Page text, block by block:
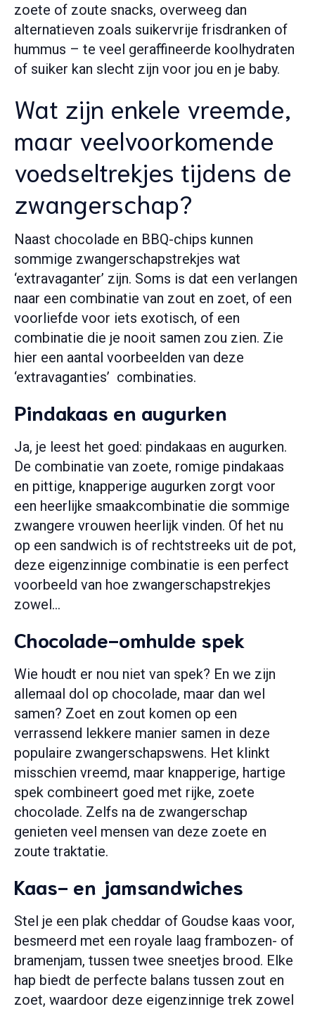
zoete of zoute snacks, overweeg dan
alternatieven zoals suikervrije frisdranken of
hummus – te veel geraffineerde koolhydraten
of suiker kan slecht zijn voor jou en je baby.
Wat zijn enkele vreemde,
maar veelvoorkomende
voedseltrekjes tijdens de
zwangerschap?
Naast chocolade en BBQ-chips kunnen
sommige zwangerschapstrekjes wat
‘extravaganter’ zijn. Soms is dat een verlangen
naar een combinatie van zout en zoet, of een
voorliefde voor iets exotisch, of een
combinatie die je nooit samen zou zien. Zie
hier een aantal voorbeelden van deze
‘extravaganties’ combinaties.
Pindakaas en augurken
Ja, je leest het goed: pindakaas en augurken.
De combinatie van zoete, romige pindakaas
en pittige, knapperige augurken zorgt voor
een heerlijke smaakcombinatie die sommige
zwangere vrouwen heerlijk vinden. Of het nu
op een sandwich is of rechtstreeks uit de pot,
deze eigenzinnige combinatie is een perfect
voorbeeld van hoe zwangerschapstrekjes
zowel…
Chocolade-omhulde spek
Wie houdt er nou niet van spek? En we zijn
allemaal dol op chocolade, maar dan wel
samen? Zoet en zout komen op een
verrassend lekkere manier samen in deze
populaire zwangerschapswens. Het klinkt
misschien vreemd, maar knapperige, hartige
spek combineert goed met rijke, zoete
chocolade. Zelfs na de zwangerschap
genieten veel mensen van deze zoete en
zoute traktatie.
Kaas- en jamsandwiches
Stel je een plak cheddar of Goudse kaas voor,
besmeerd met een royale laag frambozen- of
bramenjam, tussen twee sneetjes brood. Elke
hap biedt de perfecte balans tussen zout en
zoet, waardoor deze eigenzinnige trek zowel